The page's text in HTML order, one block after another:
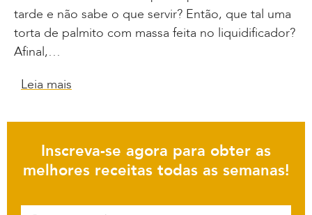
tarde e não sabe o que servir? Então, que tal uma
torta de palmito com massa feita no liquidificador?
Afinal,…
Leia mais
Inscreva-se agora para obter as
melhores receitas todas as semanas!